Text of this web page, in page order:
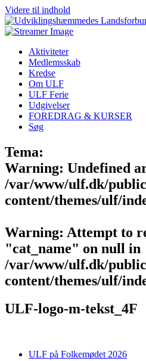
Videre til indhold
Aktiviteter
Medlemsskab
Kredse
Om ULF
ULF Ferie
Udgivelser
FOREDRAG & KURSER
Søg
Tema:
Warning: Undefined
/var/www/ulf.dk/
content/themes/ulf/
Warning: Attempt to
"cat_name" on null in
/var/www/ulf.dk/
content/themes/ulf/
ULF-logo-m-tekst_4F
ULF på Folkemødet 2026